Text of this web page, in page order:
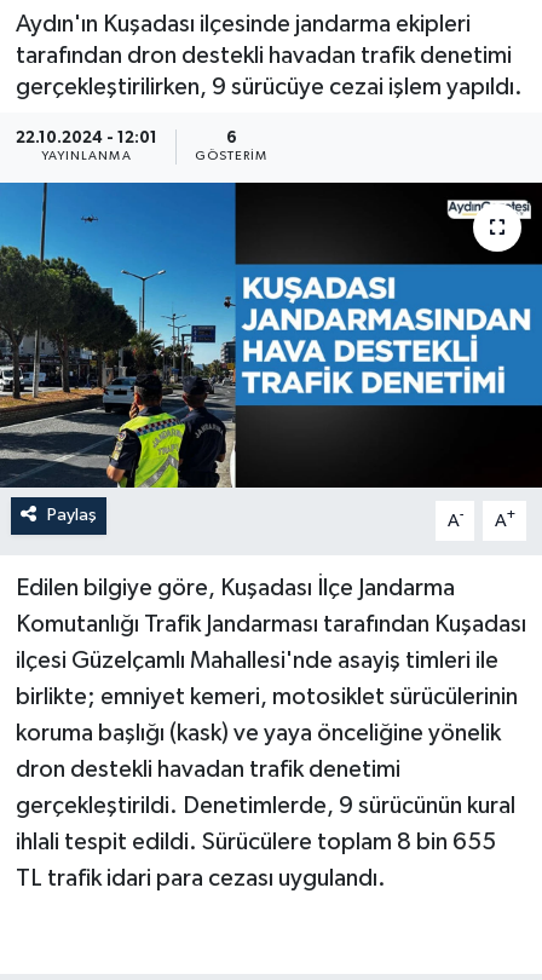
Aydın'ın Kuşadası ilçesinde jandarma ekipleri
tarafından dron destekli havadan trafik denetimi
gerçekleştirilirken, 9 sürücüye cezai işlem yapıldı.
22.10.2024 - 12:01
YAYINLANMA
6
GÖSTERIM
Paylaş A- A+
Edilen bilgiye göre, Kuşadası İlçe Jandarma
Komutanlığı Trafik Jandarması tarafından Kuşadası
ilçesi Güzelçamlı Mahallesi'nde asayiş timleri ile
birlikte; emniyet kemeri, motosiklet sürücülerinin
koruma başlığı (kask) ve yaya önceliğine yönelik
dron destekli havadan trafik denetimi
gerçekleştirildi. Denetimlerde, 9 sürücünün kural
ihlali tespit edildi. Sürücülere toplam 8 bin 655
TL trafik idari para cezası uygulandı.